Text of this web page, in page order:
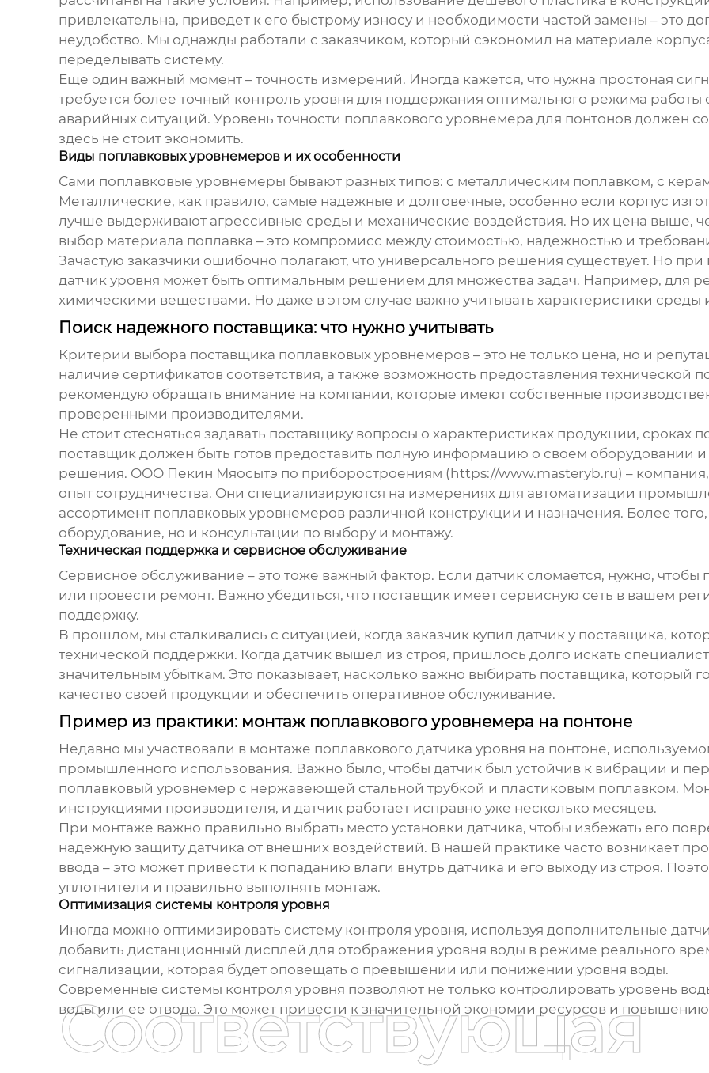
привлекательна, приведет к его быстрому износу и необходимости частой замены – это
неудобство. Мы однажды работали с заказчиком, который сэкономил на материале
переделывать систему.
Еще один важный момент – точность измерений. Иногда кажется, что нужна простоная
требуется более точный контроль уровня для поддержания оптимального режима
аварийных ситуаций. Уровень точности поплавкового уровнемера для понтоновдолжен
здесь не стоит экономить.
Виды поплавковых уровнемеров и их особенности
Сами поплавковые уровнемеры бывают разных типов: с металлическим поплавком, с
Металлические, как правило, самые надежные и долговечные, особенно если корпус
лучше выдерживают агрессивные среды и механические воздействия. Но их цена выше,
выбор материала поплавка – это компромисс между стоимостью, надежностью и
Зачастую заказчики ошибочно полагают, что универсального решения существует. Но
датчик уровня может быть оптимальным решением для множества задач. Например, для
химическими веществами. Но даже в этом случае важно учитывать характеристики среды
Поиск надежного поставщика: что нужно учитывать
Критерии выбора поставщика поплавковых уровнемеров– это не только цена, но и
наличие сертификатов соответствия, а также возможность предоставления технической
рекомендую обращать внимание на компании, которые имеют собственные
проверенными производителями.
Не стоит стесняться задавать поставщику вопросы о характеристиках продукции, сроках
поставщик должен быть готов предоставить полную информацию о своем оборудовании
решения. ООО Пекин Мяосытэ по приборостроениям (https://www.masteryb.ru) – компания,
опыт сотрудничества. Они специализируются на измерениях для автоматизации
ассортимент поплавковых уровнемеров различной конструкции и назначения. Более
оборудование, но и консультации по выбору и монтажу.
Техническая поддержка и сервисное обслуживание
Сервисное обслуживание – это тоже важный фактор. Если датчик сломается, нужно, чтобы
или провести ремонт. Важно убедиться, что поставщик имеет сервисную сеть в вашем
поддержку.
В прошлом, мы сталкивались с ситуацией, когда заказчик купил датчик у поставщика,
технической поддержки. Когда датчик вышел из строя, пришлось долго искать
значительным убыткам. Это показывает, насколько важно выбирать поставщика, который
качество своей продукции и обеспечить оперативное обслуживание.
Пример из практики: монтаж поплавкового уровнемера на понтоне
Недавно мы участвовали в монтаже поплавкового датчика уровня на понтоне,
промышленного использования. Важно было, чтобы датчик был устойчив к вибрации и
поплавковый уровнемер с нержавеющей стальной трубкой и пластиковым поплавком.
инструкциями производителя, и датчик работает исправно уже несколько месяцев.
При монтаже важно правильно выбрать место установки датчика, чтобы избежать его
надежную защиту датчика от внешних воздействий. В нашей практике часто возникает
ввода – это может привести к попаданию влаги внутрь датчика и его выходу из строя.
уплотнители и правильно выполнять монтаж.
Оптимизация системы контроля уровня
Иногда можно оптимизировать систему контроля уровня, используя дополнительные
добавить дистанционный дисплей для отображения уровня воды в режиме реального
сигнализации, которая будет оповещать о превышении или понижении уровня воды.
Современные системы контроля уровня позволяют не только контролировать уровень
воды или ее отвода. Это может привести к значительной экономии ресурсов и
Соответствующая